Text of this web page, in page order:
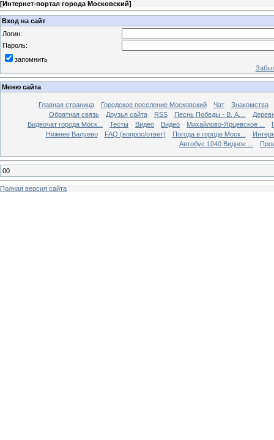
[Интернет-портал города Московский]
Вход на сайт
Логин:
Пароль:
запомнить
Меню сайта
Главная страница Городское поселение Московский Чат
Знакомства
Обратная связь
Друзья сайта RSS Песнь Победы - В. А....
Видеочат города Моск...
Тесты Видео Видео Михайлово-Ярцевское ...
Нижнее Валуево
FAQ (вопрос/ответ) Погода в городе Моск...
Автобус 1040 Видное ...
00
Полная версия сайта